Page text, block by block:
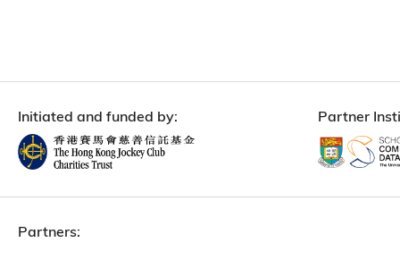
Initiated and funded by: Partner
Partners: